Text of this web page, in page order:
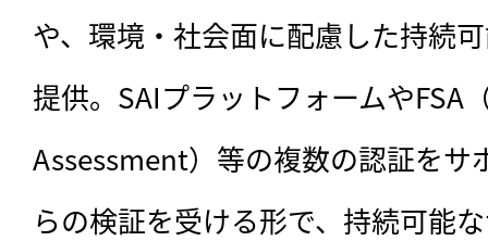
や、環境・社会面に配慮した持続
提供。SAIプラットフォームや
Assessment）等の複数の認証をサ
らの検証を受ける形で、持続可能